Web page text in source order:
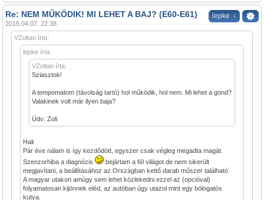
lepke ↓
Re: NEM MŰKÖDIK! MI LEHET A BAJ? (E60-E61)
2015.04.07. 22:38
VZoltan írta:
lepke írta:
VZoltan írta:
Sziasztok!
A tempomatom (távolság tartó) hol működik, hol nem. Mi lehet a gond?
Valakinek volt már ilyen baja?
Üdv: Zoli
Hali
Pár éve nálam is így kezdődött, egyszer csak végleg megadta magát.
Szenzorhiba a diagnózis
bejártam a fél világot de nem sikerült
megjavítani, a beállításához az Országban kettő darab műszer található
A magyar utakon amúgy sem lehet közlekedni ezzel az (opcióval)
folyamatosan kijönnek eléd, az autóban úgy utazol mint egy bólogatós
kutya.